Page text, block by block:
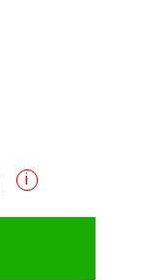
i